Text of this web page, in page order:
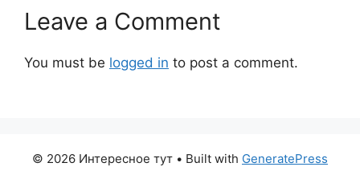
Leave a Comment
You must be logged in to post a comment.
© 2026 Интересное тут • Built with GeneratePress